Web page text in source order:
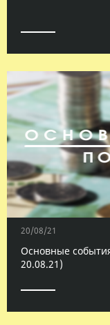
20/08/21
Основные
20.08.21)